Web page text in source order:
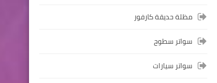
مظلة حديقة كارفور
سواتر سطوح
سواتر سيارات